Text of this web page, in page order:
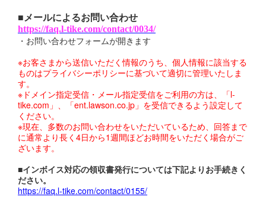
■メールによるお問い合わせ
https://faq.l-tike.com/contact/0034/
・お問い合わせフォームが開きます
※お客さまから送信いただく情報のうち、個人情報に該当する
ものはプライバシーポリシーに基づいて適切に管理いたしま
す。
※ドメイン指定受信・メール指定受信をご利用の方は、「l-
tike.com」、「ent.lawson.co.jp」を受信できるよう設定して
ください。
※現在、多数のお問い合わせをいただいているため、回答まで
に通常より長く4日から1週間ほどお時間をいただく場合がご
ざいます。
■インボイス対応の領収書発行については下記よりお手続きく
ださい。
https://faq.l-tike.com/contact/0155/